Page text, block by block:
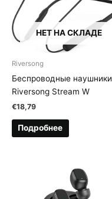
НЕТ НА СКЛАДЕ
Riversong
Беспроводные наушники
Riversong Stream W
€18,79
Подробнее